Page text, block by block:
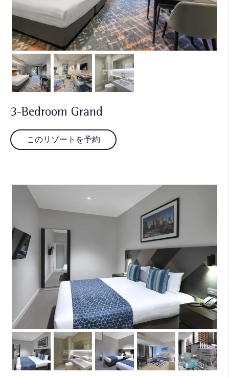
3-Bedroom Grand
このリゾートを予約